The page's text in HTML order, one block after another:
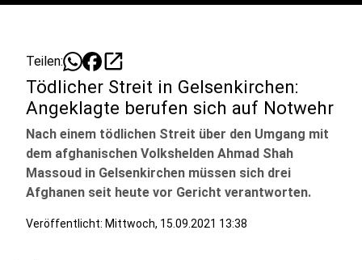
Teilen: open_in_new
Tödlicher Streit in Gelsenkirchen:
Angeklagte berufen sich auf Notwehr
Nach einem tödlichen Streit über den Umgang mit
dem afghanischen Volkshelden Ahmad Shah
Massoud in Gelsenkirchen müssen sich drei
Afghanen seit heute vor Gericht verantworten.
Veröffentlicht: Mittwoch, 15.09.2021 13:38